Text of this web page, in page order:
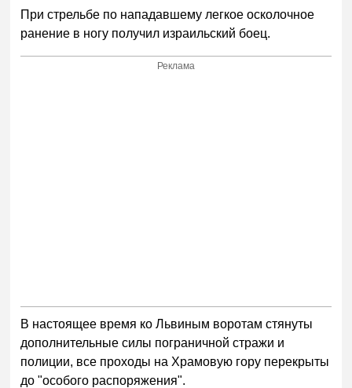
При стрельбе по нападавшему легкое осколочное
ранение в ногу получил израильский боец.
Реклама
В настоящее время ко Львиным воротам стянуты
дополнительные силы пограничной стражи и
полиции, все проходы на Храмовую гору перекрыты
до "особого распоряжения".